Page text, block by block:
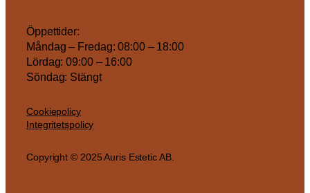
Öppettider:
Måndag – Fredag: 08:00 – 18:00
Lördag: 09:00 – 16:00
Söndag: Stängt
Cookiepolicy
Integritetspolicy
Copyright © 2025 Auris Estetic AB.